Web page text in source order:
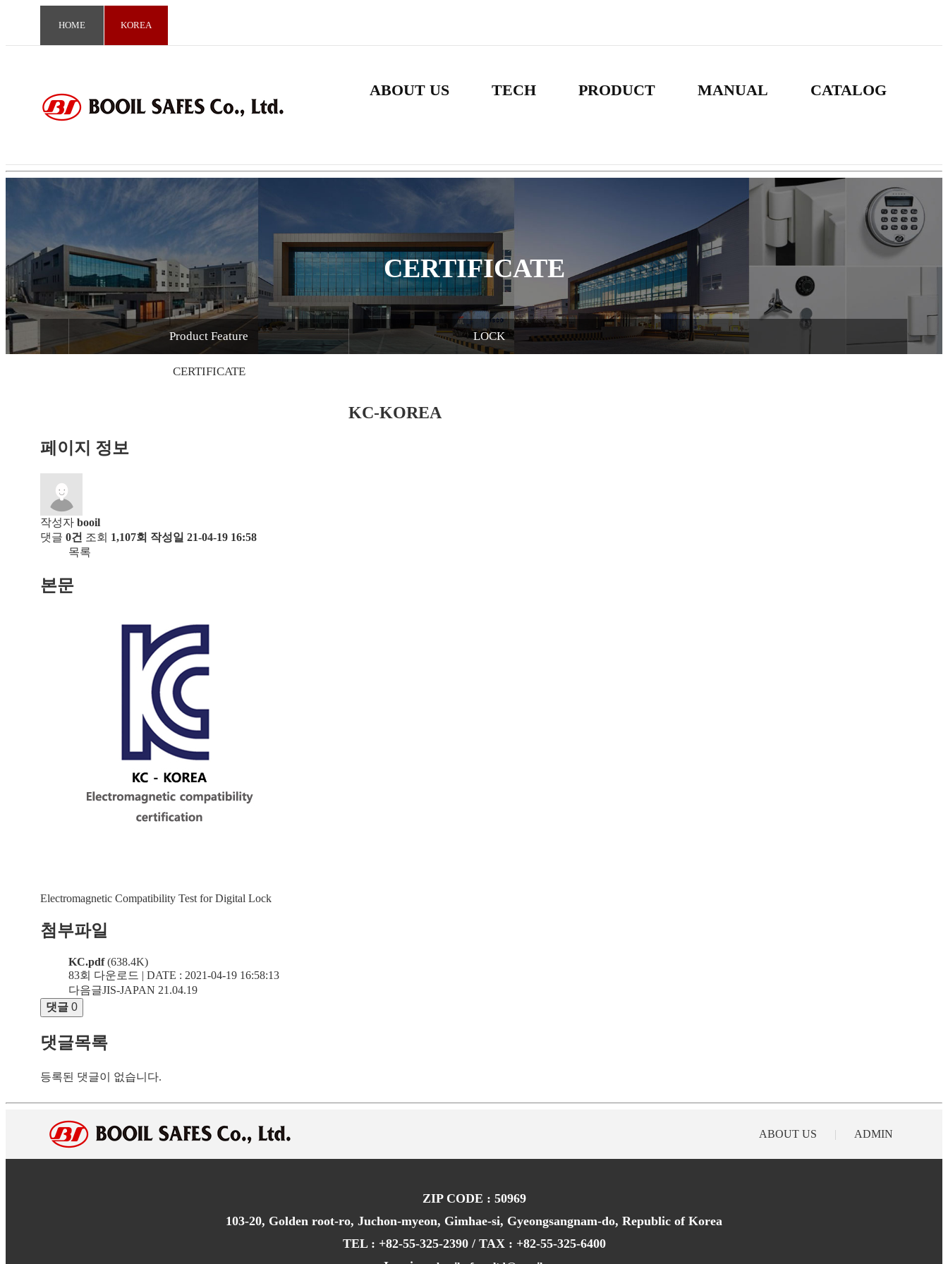
HOME KOREA
ABOUT US TECH PRODUCT MANUAL CATALOG
CERTIFICATE
Product Feature LOCK
CERTIFICATE
KC-KOREA
페이지 정보
작성자 booil
댓글 0건 조회 1,107회 작성일 21-04-19 16:58
목록
본문
Electromagnetic Compatibility Test for Digital Lock
첨부파일
KC.pdf(638.4K)
83회 다운로드 | DATE : 2021-04-19 16:58:13
다음글JIS-JAPAN 21.04.19
댓글 0
댓글목록
등록된 댓글이 없습니다.
ABOUT US | ADMIN
ZIP CODE : 50969
103-20, Golden root-ro, Juchon-myeon, Gimhae-si, Gyeongsangnam-do, Republic of Korea
TEL : +82-55-325-2390 / TAX : +82-55-325-6400